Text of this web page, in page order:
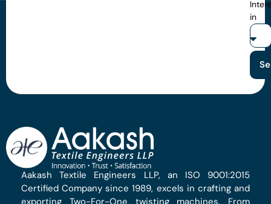
in
Aakash Textile Engineers LLP, an ISO 9001:2015
Certified Company since 1989, excels in crafting and
exporting Two-For-One twisting machines. From